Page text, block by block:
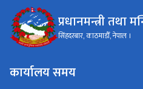
प्रधानमन्त्री तथा
सिंहदरबार, काठमाडौँ, नेपाल ।
कार्यालय समय